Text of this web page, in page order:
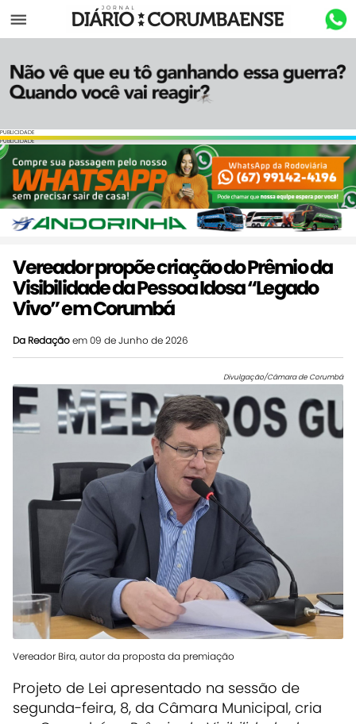
Menu
PUBLICIDADE
PUBLICIDADE
Vereador propõe criação do Prêmio da
Visibilidade da Pessoa Idosa “Legado
Vivo” em Corumbá
Da Redaçãoem 09 de Junho de 2026
Divulgação/Câmara de Corumbá
Vereador Bira, autor da proposta da premiação
Projeto de Lei apresentado na sessão de
segunda-feira, 8, da Câmara Municipal, cria